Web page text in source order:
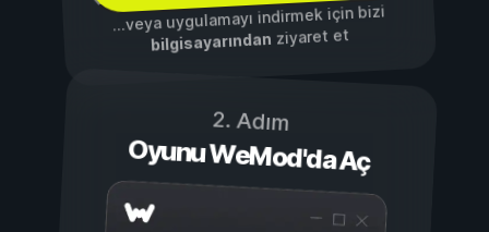
...veya uygulamayı indirmek için bizi
bilgisayarından ziyaret et
2. Adım
Oyunu WeMod'da Aç